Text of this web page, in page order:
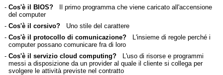
- Cos'è il BIOS?Il primo programma che viene caricato all'accensione
del computer
- Cos'è il corsivo?Uno stile del carattere
- Cos'è il protocollo di comunicazione?L'insieme di regole perché i
computer possano comunicare fra di loro
- Cos'è il servizio cloud computing?L'uso di risorse e programmi
messi a disposizione da un provider al quale il cliente si collega per
svolgere le attività previste nel contratto